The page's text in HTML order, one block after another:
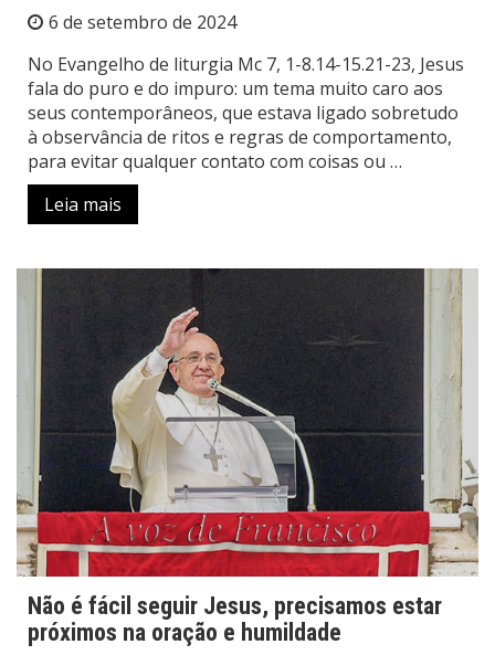
6 de setembro de 2024
No Evangelho de liturgia Mc 7, 1-8.14-15.21-23, Jesus
fala do puro e do impuro: um tema muito caro aos
seus contemporâneos, que estava ligado sobretudo
à observância de ritos e regras de comportamento,
para evitar qualquer contato com coisas ou …
Leia mais
Não é fácil seguir Jesus, precisamos estar
próximos na oração e humildade